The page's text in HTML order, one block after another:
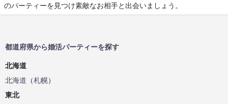
のパーティーを見つけ素敵なお相手と出会いましょう。
都道府県から婚活パーティーを探す
北海道
北海道 （札幌）
東北